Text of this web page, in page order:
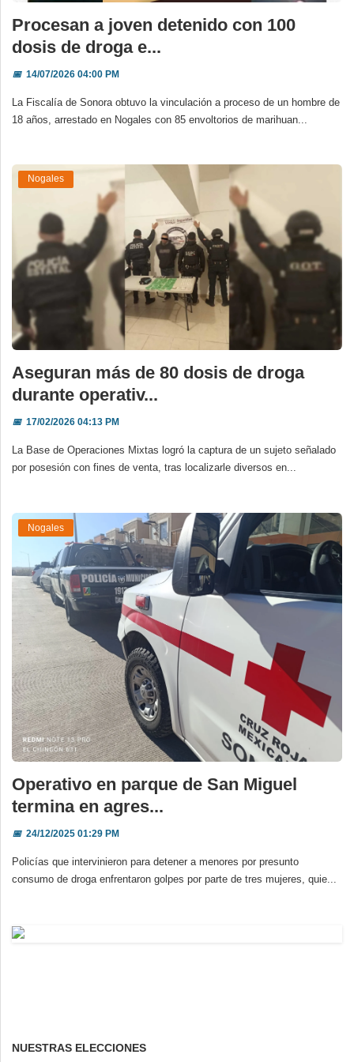
Procesan a joven detenido con 100
dosis de droga e...
📅14/07/2026 04:00 PM
La Fiscalía de Sonora obtuvo la vinculación a proceso de un hombre de
18 años, arrestado en Nogales con 85 envoltorios de marihuan...
Nogales
Aseguran más de 80 dosis de droga
durante operativ...
📅17/02/2026 04:13 PM
La Base de Operaciones Mixtas logró la captura de un sujeto señalado
por posesión con fines de venta, tras localizarle diversos en...
Nogales
Operativo en parque de San Miguel
termina en agres...
📅24/12/2025 01:29 PM
Policías que intervinieron para detener a menores por presunto
consumo de droga enfrentaron golpes por parte de tres mujeres, quie...
NUESTRAS ELECCIONES